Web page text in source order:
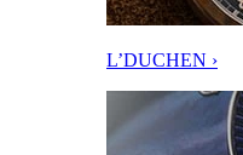
L’DUCHEN ›